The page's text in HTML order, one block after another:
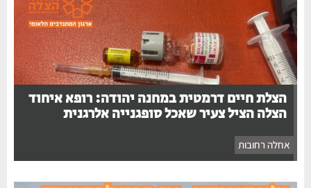
הצלת חיים דרמטית במחנה יהודה: רופא איחוד
הצלה הציל צעיר שאכל סופגנייה אלרגנית
אחלה רחובות